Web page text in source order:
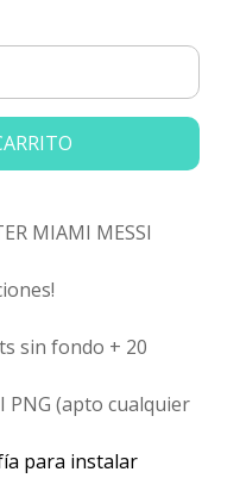
MIAMI MESSI
sin fondo + 20
PNG (apto cualquier
para instalar